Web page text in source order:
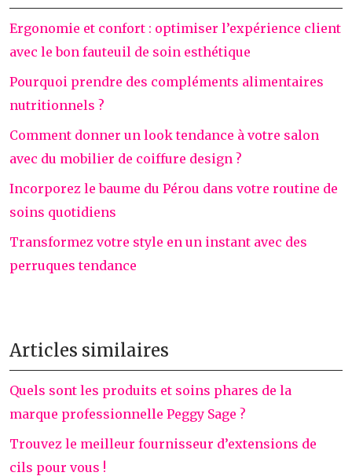
Ergonomie et confort : optimiser l’expérience client
avec le bon fauteuil de soin esthétique
Pourquoi prendre des compléments alimentaires
nutritionnels ?
Comment donner un look tendance à votre salon
avec du mobilier de coiffure design ?
Incorporez le baume du Pérou dans votre routine de
soins quotidiens
Transformez votre style en un instant avec des
perruques tendance
Articles similaires
Quels sont les produits et soins phares de la
marque professionnelle Peggy Sage ?
Trouvez le meilleur fournisseur d’extensions de
cils pour vous !